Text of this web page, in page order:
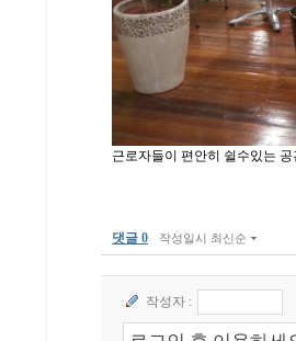
근로자들이 편안히 쉴수있는
댓글 0 작성일시 최신순
작성자 :